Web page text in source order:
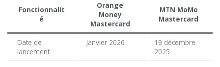
Fonctionnalit
é
Orange
Money
Mastercard
MTN MoMo
Mastercard
Date de
lancement
Janvier 2026
19 décembre
2025